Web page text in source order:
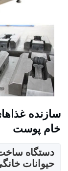
سازنده
خام پوست
دستگاه
حيوانات